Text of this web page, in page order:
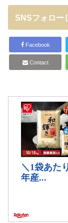
SNSフォロー
Facebook
Contact